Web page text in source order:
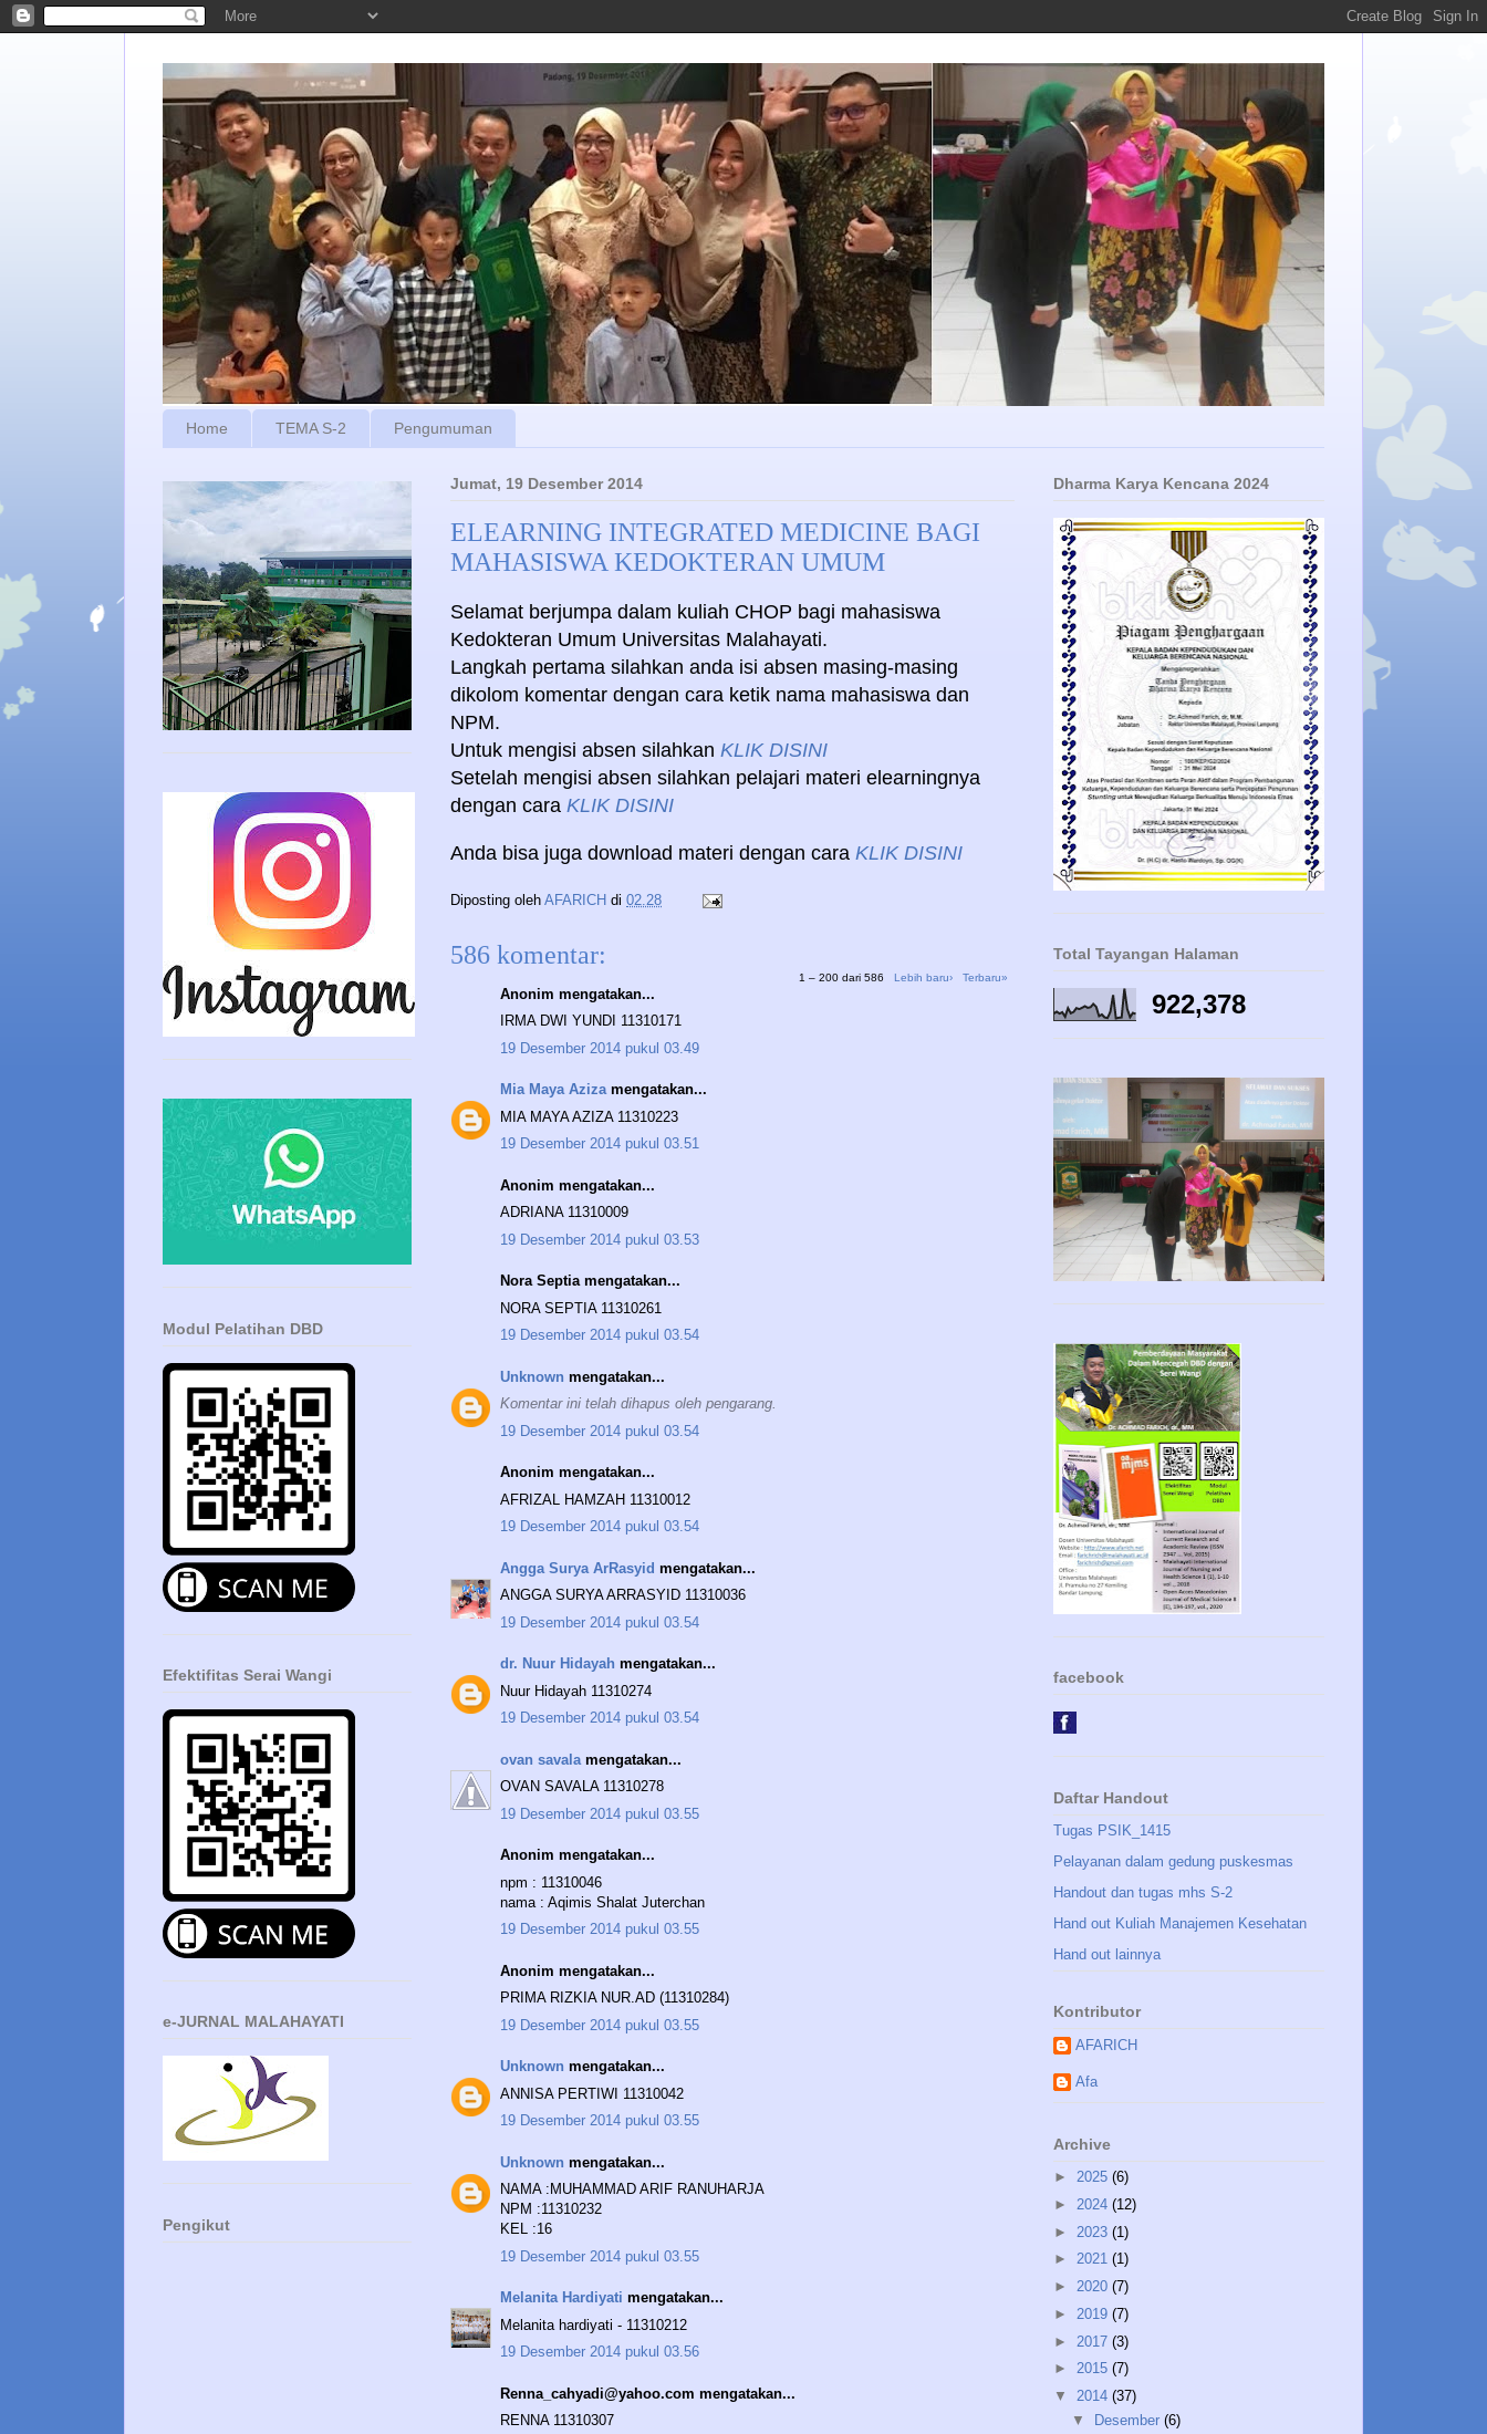
Home TEMA S-2 Pengumuman
Jumat, 19 Desember 2014
ELEARNING INTEGRATED MEDICINE BAGI
MAHASISWA KEDOKTERAN UMUM
Selamat berjumpa dalam kuliah CHOP bagi mahasiswa
Kedokteran Umum Universitas Malahayati.
Langkah pertama silahkan anda isi absen masing-masing
dikolom komentar dengan cara ketik nama mahasiswa dan
NPM.
Untuk mengisi absen silahkan KLIK DISINI
Setelah mengisi absen silahkan pelajari materi elearningnya
dengan cara KLIK DISINI
Anda bisa juga download materi dengan cara KLIK DISINI
Diposting oleh AFARICH di 02.28
586 komentar:
1 – 200 dari 586 Lebih baru› Terbaru»
Anonim mengatakan...
IRMA DWI YUNDI 11310171
19 Desember 2014 pukul 03.49
Mia Maya Azizamengatakan...
MIA MAYA AZIZA 11310223
19 Desember 2014 pukul 03.51
Anonim mengatakan...
ADRIANA 11310009
19 Desember 2014 pukul 03.53
Nora Septia mengatakan...
NORA SEPTIA 11310261
19 Desember 2014 pukul 03.54
Unknown mengatakan...
Komentar ini telah dihapus oleh pengarang.
19 Desember 2014 pukul 03.54
Anonim mengatakan...
AFRIZAL HAMZAH 11310012
19 Desember 2014 pukul 03.54
Angga Surya ArRasyid mengatakan...
ANGGA SURYA ARRASYID 11310036
19 Desember 2014 pukul 03.54
dr. Nuur Hidayah mengatakan...
Nuur Hidayah 11310274
19 Desember 2014 pukul 03.54
ovan savala mengatakan...
OVAN SAVALA 11310278
19 Desember 2014 pukul 03.55
Anonim mengatakan...
npm : 11310046
nama : Aqimis Shalat Juterchan
19 Desember 2014 pukul 03.55
Anonim mengatakan...
PRIMA RIZKIA NUR.AD (11310284)
19 Desember 2014 pukul 03.55
Unknown mengatakan...
ANNISA PERTIWI 11310042
19 Desember 2014 pukul 03.55
Unknown mengatakan...
NAMA :MUHAMMAD ARIF RANUHARJA
NPM :11310232
KEL :16
19 Desember 2014 pukul 03.55
Melanita Hardiyati mengatakan...
Melanita hardiyati - 11310212
19 Desember 2014 pukul 03.56
Renna_cahyadi@yahoo.com mengatakan...
RENNA 11310307
Modul Pelatihan DBD
Efektifitas Serai Wangi
e-JURNAL MALAHAYATI
Pengikut
Dharma Karya Kencana 2024
Total Tayangan Halaman
922,378
facebook
Daftar Handout
Tugas PSIK_1415
Pelayanan dalam gedung puskesmas
Handout dan tugas mhs S-2
Hand out Kuliah Manajemen Kesehatan
Hand out lainnya
Kontributor
AFARICH
Afa
Archive
► 2025 (6)
► 2024 (12)
► 2023 (1)
► 2021 (1)
► 2020 (7)
► 2019 (7)
► 2017 (3)
► 2015 (7)
▼ 2014 (37)
▼ Desember (6)